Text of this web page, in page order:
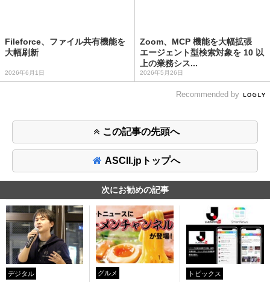
Fileforce、ファイル共有機能を
大幅刷新
2026年6月1日
Zoom、MCP 機能を大幅拡張
エージェント型検索対象を 10 以
上の業務シス...
2026年5月26日
Recommended by
この記事の先頭へ
ASCII.jpトップへ
次にお勧めの記事
デジタル グルメ トピックス